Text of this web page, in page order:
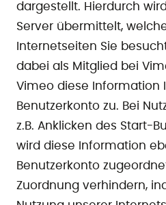
dargestellt. Hierdurch
Server übermittelt,
Internetseiten Sie
dabei als Mitglied bei
Vimeo diese Information
Benutzerkonto zu. Bei
z.B. Anklicken des Start-
wird diese Information
Benutzerkonto
Zuordnung verhindern,